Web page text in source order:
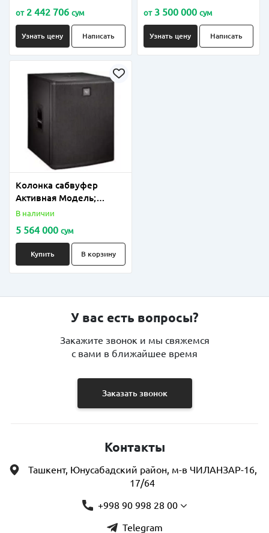
от2 442 706 сум
Узнать цену Написать
от3 500 000 сум
Узнать цену Написать
Колонка сабвуфер
Активная Модель;
ElectrovoiceELX118
В наличии
5 564 000 сум
Купить В корзину
У вас есть вопросы?
Закажите звонок и мы свяжемся
с вами в ближайшее время
Заказать звонок
Контакты
Ташкент, Юнусабадский район, м-в ЧИЛАНЗАР-16,
17/64
+998 90 998 28 00
Telegram